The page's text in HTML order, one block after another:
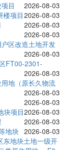
目
2026-08-03
楼项目2026-08-03
2026-08-03
2026-08-03
区改造土地开发
2026-08-03
FT00-2301-
2026-08-03
地（原长久物流
2026-08-03
2026-08-03
块项目2026-08-03
2026-08-03
地块 2026-08-03
东地块土地一级开